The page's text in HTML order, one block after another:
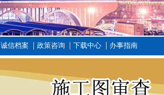
诚信档案 政策咨询 下载中心 办事指南